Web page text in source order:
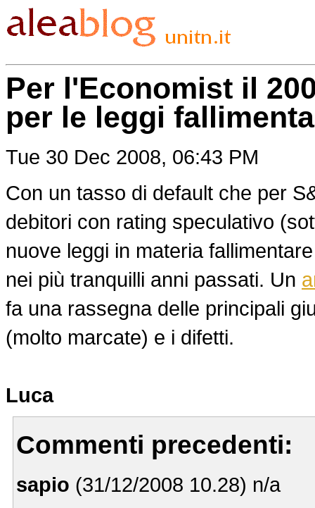
Per l'Economist il
per le leggi
Tue 30 Dec 2008, 06:43 PM
Con un tasso di default che per
debitori con rating speculativo
nuove leggi in materia
nei più tranquilli anni passati. Un
fa una rassegna delle principali
(molto marcate) e i difetti.
Luca
Commenti precedenti:
sapio (31/12/2008 10.28) n/a